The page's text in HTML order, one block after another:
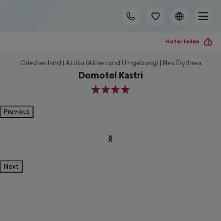
Hotel teilen
Griechenland | Attika (Athen und Umgebung) | Nea Erythrea
Domotel Kastri
4
Previous
Next